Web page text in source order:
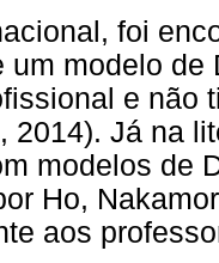
foi
um modelo
e não
2014). Já na
modelos de
Ho,
aos